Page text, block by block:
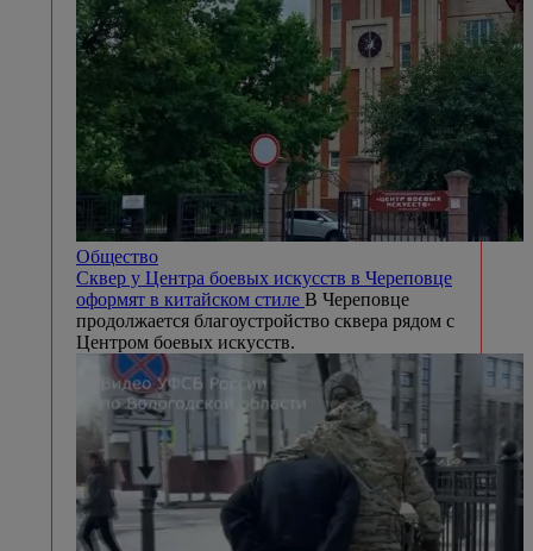
Общество
Сквер у Центра боевых искусств в Череповце
оформят в китайском стиле В Череповце
продолжается благоустройство сквера рядом с
Центром боевых искусств.